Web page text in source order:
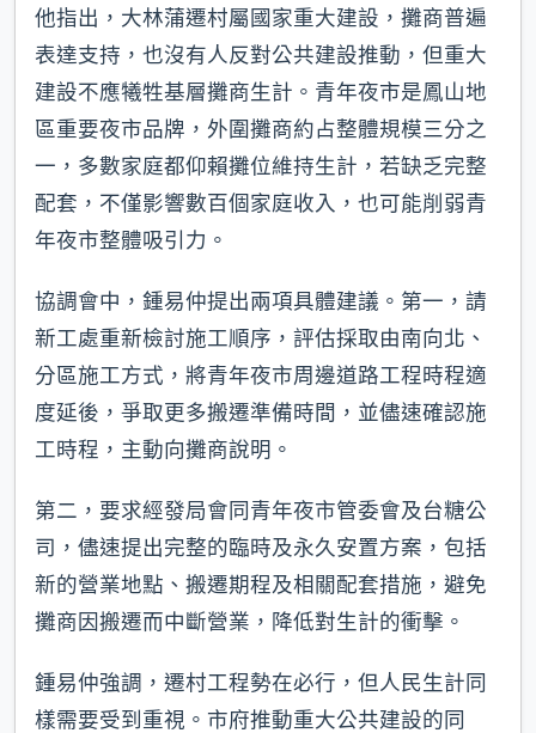
他指出，大林蒲遷村屬國家重大建設，攤商普遍
表達支持，也沒有人反對公共建設推動，但重大
建設不應犧牲基層攤商生計。青年夜市是鳳山地
區重要夜市品牌，外圍攤商約占整體規模三分之
一，多數家庭都仰賴攤位維持生計，若缺乏完整
配套，不僅影響數百個家庭收入，也可能削弱青
年夜市整體吸引力。
協調會中，鍾易仲提出兩項具體建議。第一，請
新工處重新檢討施工順序，評估採取由南向北、
分區施工方式，將青年夜市周邊道路工程時程適
度延後，爭取更多搬遷準備時間，並儘速確認施
工時程，主動向攤商說明。
第二，要求經發局會同青年夜市管委會及台糖公
司，儘速提出完整的臨時及永久安置方案，包括
新的營業地點、搬遷期程及相關配套措施，避免
攤商因搬遷而中斷營業，降低對生計的衝擊。
鍾易仲強調，遷村工程勢在必行，但人民生計同
樣需要受到重視。市府推動重大公共建設的同